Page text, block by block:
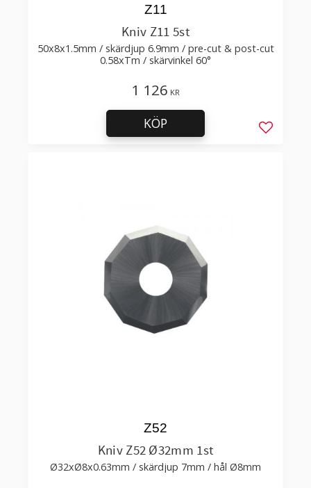
Kniv Z11 5st
50x8x1.5mm / skärdjup 6.9mm / pre-cut & post-cut
0.58xTm / skärvinkel 60°
Z11
1 126 KR
Lägg till
KÖP
Kniv Z52 Ø32mm 1st
Ø32xØ8x0.63mm / skärdjup 7mm / hål Ø8mm
Z52